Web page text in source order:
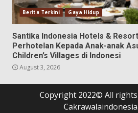
Berita Terkini Gaya Hidup
Santika Indonesia Hotels &
Perhotelan Kepada Anak-anak
Children’s Villages di Indonesi
August 3, 2026
Copyright 2022© All